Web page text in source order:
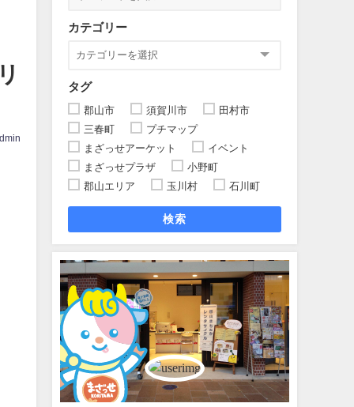
カテゴリー
タグ
郡山市 須賀川市
田村市
三春町
プチマップ
まざっせアーケット
イベント
まざっせプラザ
小野町
郡山エリア
玉川村 石川町
検索